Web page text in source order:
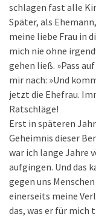
schlagen fast alle
Später, als
meine liebe Frau in
mich nie ohne
gehen ließ. »Pass
mir nach: »Und
jetzt die Ehefrau.
Ratschläge!
Erst in späteren
Geheimnis dieser
war ich lange Jahre
aufgingen. Und das
gegen uns
einerseits meine
das, was er für mich